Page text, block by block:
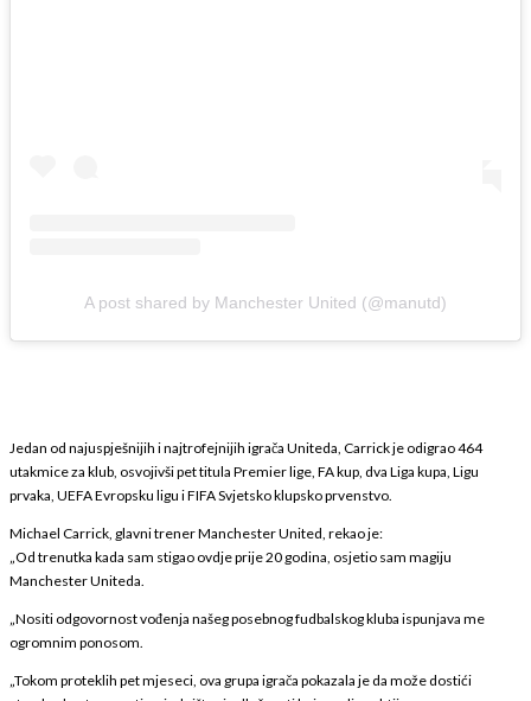
A post shared by Manchester United (@manutd)
Jedan od najuspješnijih i najtrofejnijih igrača Uniteda, Carrick je odigrao 464
utakmice za klub, osvojivši pet titula Premier lige, FA kup, dva Liga kupa, Ligu
prvaka, UEFA Evropsku ligu i FIFA Svjetsko klupsko prvenstvo.
Michael Carrick, glavni trener Manchester United, rekao je:
„Od trenutka kada sam stigao ovdje prije 20 godina, osjetio sam magiju
Manchester Uniteda.
„Nositi odgovornost vođenja našeg posebnog fudbalskog kluba ispunjava me
ogromnim ponosom.
„Tokom proteklih pet mjeseci, ova grupa igrača pokazala je da može dostići